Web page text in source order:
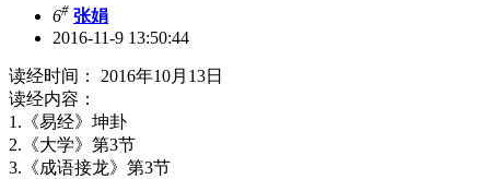
6# 张娟
2016-11-9 13:50:44
读经时间： 2016年10月13日
读经内容：
1.《易经》坤卦
2.《大学》第3节
3.《成语接龙》第3节